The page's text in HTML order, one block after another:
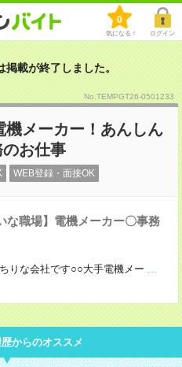
0
気になる！ ログイン
載が終了しました。
No.TEMPGT26-0501233
機メーカー！あんしん
お仕事
WEB登録・面接OK
な職場】電機メーカー〇事務
りな会社です○○大手電機メー ...
からのオススメ